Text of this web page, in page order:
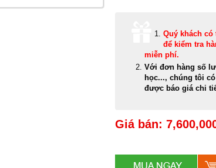
Quý khách có
để kiểm tra
miễn phí.
Với đơn hàng số
học..., chúng tôi
được báo giá chi
Giá bán: